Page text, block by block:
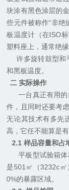
块涂有黑色涂层的
些元件被称作“非绝
板温度计（在ISO
塑料座上，通常绝
许多旋转鼓型和
和黑板温度。
二 实际操作
一台真正有用
件，且同时还要考
无论其技术有多先
高，它任不能算是有
2.1样品容量和占
平板型试验箱
是501 ㎡（3232c㎡
0%的暴露区域。